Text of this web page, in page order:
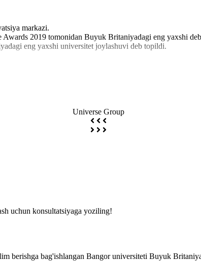
markazi.
2019 tomonidan Buyuk Britaniyadagi eng yaxshi
eng yaxshi universitet joylashuvi deb topildi.
va yashil tashabbuslar bo'yicha eng yaxshi
va ish bilan ta'minlashda faol yordam beradi.
Universe Group
uchun konsultatsiyaga yoziling!
berishga bag'ishlangan Bangor universiteti Buyuk